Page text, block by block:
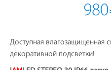
980
Доступная влагозащищенная
декоративной подсветки!